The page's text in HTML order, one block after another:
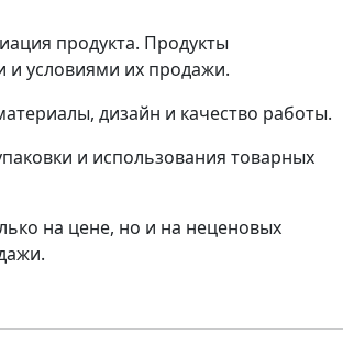
продукта. Продукты
условиями их продажи.
дизайн и качество работы.
и использования товарных
на цене, но и на неценовых